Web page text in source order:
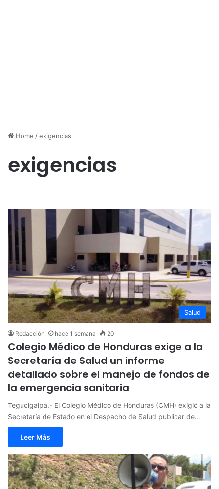
Home /exigencias
exigencias
Salud
Redacción hace 1 semana 20
Colegio Médico de Honduras exige a la
Secretaría de Salud un informe
detallado sobre el manejo de fondos de
la emergencia sanitaria
Tegucigalpa.- El Colegio Médico de Honduras (CMH) exigió a la
Secretaría de Estado en el Despacho de Salud publicar de…
Leer Más